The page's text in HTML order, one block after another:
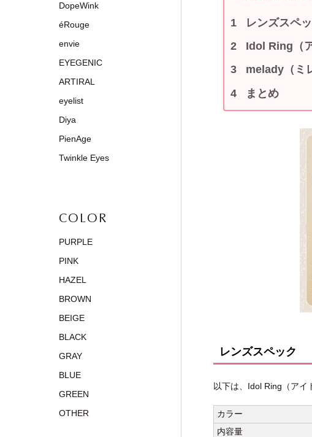
レンズスペ
Idol Ring（
melady（ミ
まとめ
レンズスペック
以下は、Idol Ring（アイ
カラー
内容量
DopeWink
éRouge
envie
EYEGENIC
ARTIRAL
eyelist
Diya
PienAge
Twinkle Eyes
COLOR
PURPLE
PINK
HAZEL
BROWN
BEIGE
BLACK
GRAY
BLUE
GREEN
OTHER